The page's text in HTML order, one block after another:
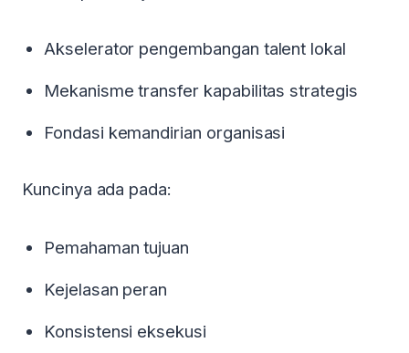
Akselerator pengembangan talent lokal
Mekanisme transfer kapabilitas strategis
Fondasi kemandirian organisasi
Kuncinya ada pada:
Pemahaman tujuan
Kejelasan peran
Konsistensi eksekusi